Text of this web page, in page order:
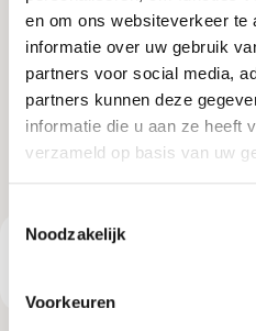
en om ons websiteverkeer te
informatie over uw gebruik
partners voor social media,
partners kunnen deze
informatie die u aan ze heeft
verzameld op basis van uw
Noodzakelijk
Voorkeuren
NE vuren lat 1,9 x
gedroogd, groen
geschaafd, 4